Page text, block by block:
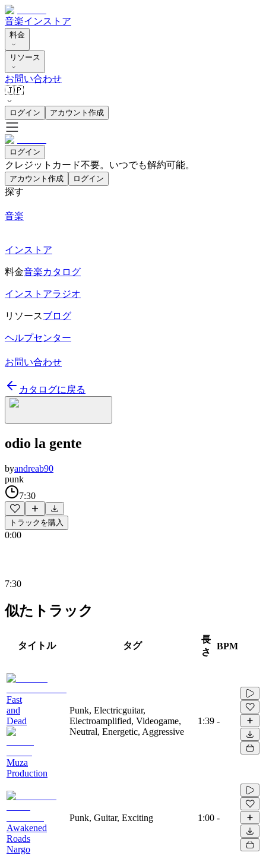
音楽インストア
料金
リソース
お問い合わせ
🇯🇵
ログイン アカウント作成
ログイン
クレジットカード不要。いつでも解約可能。
アカウント作成 ログイン
探す
音楽
インストア
料金音楽カタログ
インストアラジオ
リソースブログ
ヘルプセンター
お問い合わせ
カタログに戻る
odio la gente
byandreab90
punk
7:30
トラックを購入
0:00
7:30
似たトラック
タイトル タグ
長
さ
BPM
Fast
and
Dead
Muza
Production
Punk, Electricguitar,
Electroamplified, Videogame,
Neutral, Energetic, Aggressive
1:39 -
Awakened
Roads
Nargo
Punk, Guitar, Exciting 1:00 -